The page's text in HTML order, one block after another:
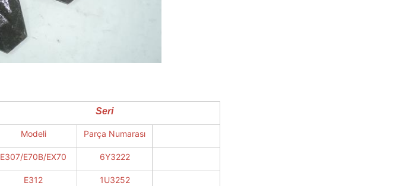
Seri
Modeli Parça Numarası
E307/E70B/EX70 6Y3222
E312 1U3252